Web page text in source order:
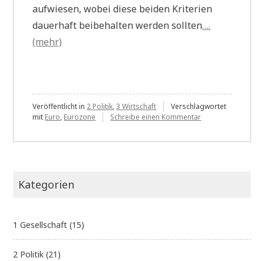
aufwiesen, wobei diese beiden Kriterien
dauerhaft beibehalten werden sollten….
(mehr)
Veröffentlicht in 2 Politik,3 Wirtschaft
Verschlagwortet
mit Euro, Eurozone Schreibe einen Kommentarzu
Kategorien
1 Gesellschaft (15)
2 Politik (21)